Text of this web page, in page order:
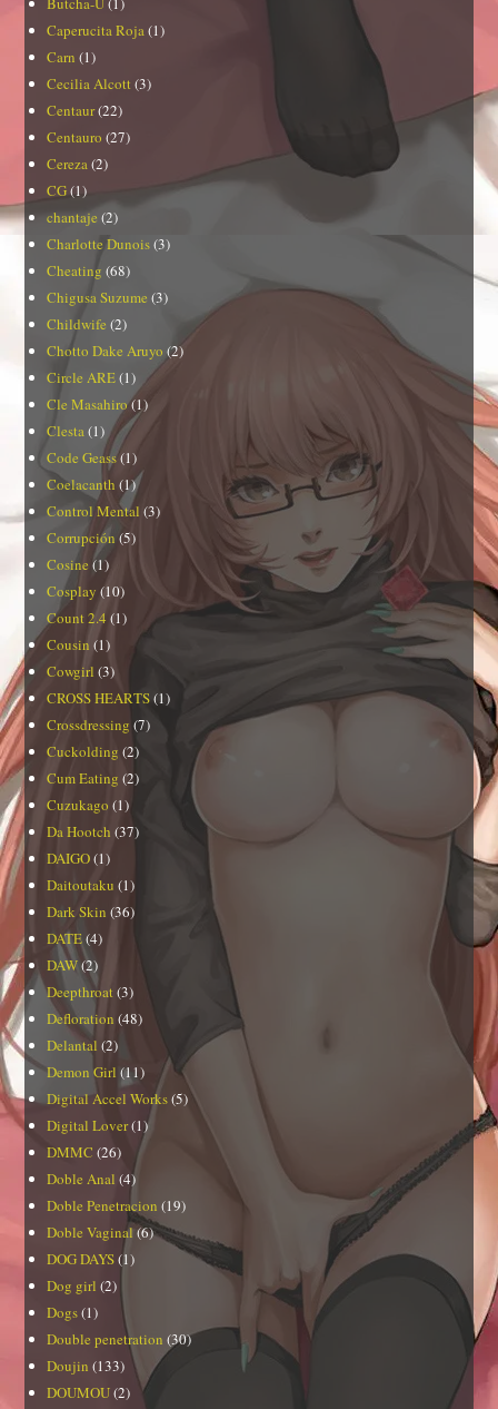
Caperucita Roja (1)
Carn (1)
Cecilia Alcott (3)
Centaur(22)
Centauro (27)
Cereza (2)
CG(1)
chantaje (2)
Charlotte Dunois(3)
Cheating (68)
Chigusa Suzume (3)
Childwife (2)
Chotto Dake Aruyo (2)
Circle ARE(1)
Cle Masahiro(1)
Clesta (1)
Code Geass(1)
Coelacanth (1)
Control Mental (3)
Corrupción (5)
Cosine (1)
Cosplay (10)
Count 2.4 (1)
Cousin (1)
Cowgirl (3)
CROSS HEARTS(1)
Crossdressing (7)
Cuckolding (2)
Cum Eating (2)
Cuzukago (1)
Da Hootch (37)
DAIGO(1)
Daitoutaku (1)
Dark Skin (36)
DATE(4)
DAW(2)
Deepthroat (3)
Defloration (48)
Delantal (2)
Demon Girl (11)
Digital Accel Works(5)
Digital Lover(1)
DMMC (26)
Doble Anal (4)
Doble Penetracion (19)
Doble Vaginal(6)
DOG DAYS(1)
Dog girl (2)
Dogs(1)
Double penetration (30)
Doujin (133)
DOUMOU(2)